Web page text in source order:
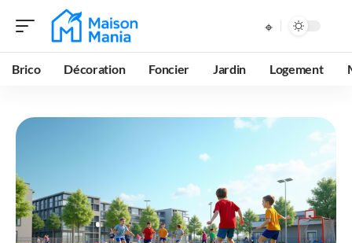
Brico Décoration Foncier Jardin Logement